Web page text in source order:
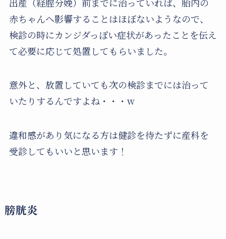
赤ちゃんへ影響することはほぼないようなので、
検診の時にカンジダっぽい症状があったことを伝え
て必要に応じて処置してもらいました。
意外と、放置していても次の検診までには治って
いたりするんですよね・・・w
違和感があり気になる方は健診を待たずに産科を
受診してもいいと思います！
膀胱炎